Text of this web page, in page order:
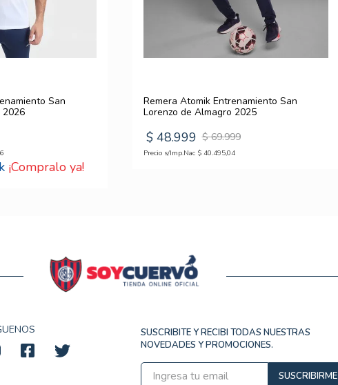
San
2026
¡Compralo ya!
Remera Atomik Entrenamiento San
Lorenzo de Almagro 2025
$ 69.999
$ 48.999
Precio s/Imp.Nac $ 40.495,04
SUSCRIBITE Y RECIBI TODAS NUESTRAS
NOVEDADES Y PROMOCIONES.
SUSCRIBIRME